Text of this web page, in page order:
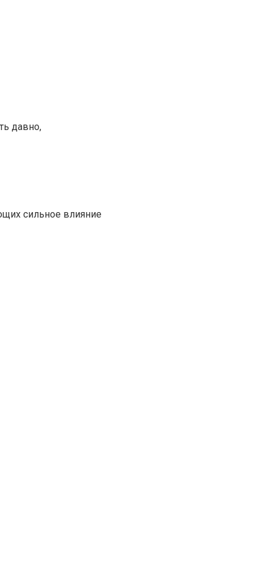
давно,
сильное влияние